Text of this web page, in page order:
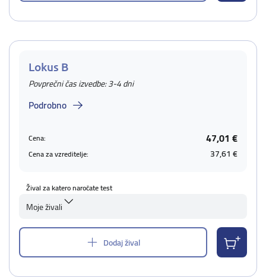
Lokus B
Povprečni čas izvedbe: 3-4 dni
Podrobno
Cena: 47,01 €
Cena za vzreditelje: 37,61 €
Žival za katero naročate test
Moje živali
Dodaj žival